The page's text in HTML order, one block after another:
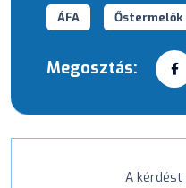
ÁFA Őstermelők
Megosztás:
A kérdést